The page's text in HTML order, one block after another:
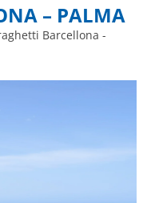
– PALMA
Barcellona -